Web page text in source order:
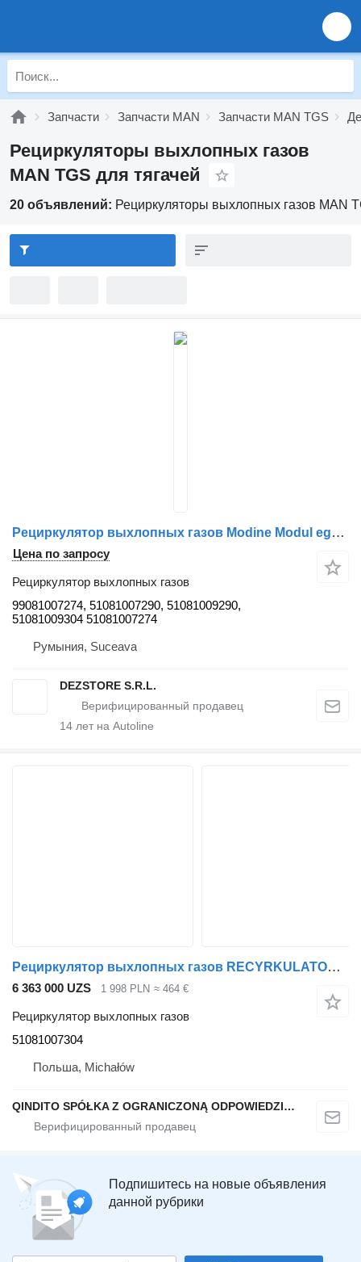
Запчасти Запчасти MAN Запчасти MAN TGS
Рециркуляторы выхлопных газов
MAN TGS для тягачей
20 объявлений: Рециркуляторы выхлопных газов MAN
Рециркулятор выхлопных газов Modine Modul egr 99081007274 для тягача MAN TGS
Цена по запросу
Рециркулятор выхлопных газов
99081007274, 51081007290, 51081009290,
51081009304 51081007274
Румыния, Suceava
DEZSTORE S.R.L.
14 лет на Autoline
Рециркулятор выхлопных газов RECYRKULATOR SPALIN EGR MAN TGX TGS EURO 6 460 KM , 500 KM LIFT 51081007304 для тягача MAN TGX TGS EURO 6
6 363 000 UZS 1 998 PLN ≈ 464 €
Рециркулятор выхлопных газов
51081007304
Польша, Michałów
QINDITO SPÓŁKA Z OGRANICZONĄ ODPOWIEDZIALNOŚCIĄ
Подпишитесь на новые объявления
данной рубрики